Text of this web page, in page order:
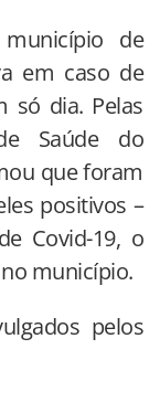
de
em caso de
só dia. Pelas
Saúde do
que foram
positivos –
Covid-19, o
município.
pelos